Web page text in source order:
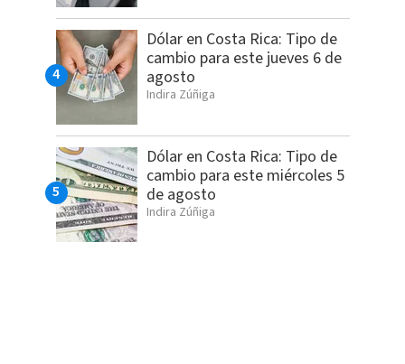
Dólar en Costa Rica: Tipo de
cambio para este jueves 6 de
agosto
Indira Zúñiga
Dólar en Costa Rica: Tipo de
cambio para este miércoles 5
de agosto
Indira Zúñiga